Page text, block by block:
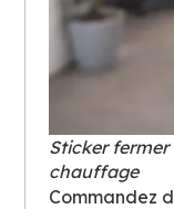
Sticker fermer
chauffage
Commandez